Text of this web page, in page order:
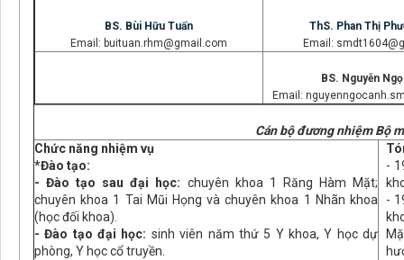
BS. Bùi Hữu Tuấn
Email: buituan.rhm@gmail.com
ThS. Phan Thị
Email:
BS. Nguyễn
Email:
Cán bộ đương nhiệm Bộ
Chức năng nhiệm vụ
*Đào tạo:
- Đào tạo sau đại học: chuyên khoa 1 Răng Hàm Mặt;
chuyên khoa 1 Tai Mũi Họng và chuyên khoa 1 Nhãn khoa
(học đối khoa).
- Đào tạo đại học: sinh viên năm thứ 5 Y khoa, Y học dự
phòng, Y học cổ truyền.
-
-